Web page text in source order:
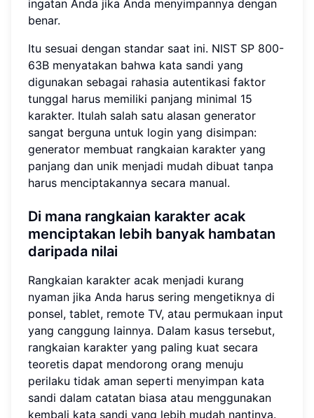
ingatan Anda jika Anda menyimpannya dengan
benar.
Itu sesuai dengan standar saat ini. NIST SP 800-
63B menyatakan bahwa kata sandi yang
digunakan sebagai rahasia autentikasi faktor
tunggal harus memiliki panjang minimal 15
karakter. Itulah salah satu alasan generator
sangat berguna untuk login yang disimpan:
generator membuat rangkaian karakter yang
panjang dan unik menjadi mudah dibuat tanpa
harus menciptakannya secara manual.
Di mana rangkaian karakter acak
menciptakan lebih banyak hambatan
daripada nilai
Rangkaian karakter acak menjadi kurang
nyaman jika Anda harus sering mengetiknya di
ponsel, tablet, remote TV, atau permukaan input
yang canggung lainnya. Dalam kasus tersebut,
rangkaian karakter yang paling kuat secara
teoretis dapat mendorong orang menuju
perilaku tidak aman seperti menyimpan kata
sandi dalam catatan biasa atau menggunakan
kembali kata sandi yang lebih mudah nantinya.